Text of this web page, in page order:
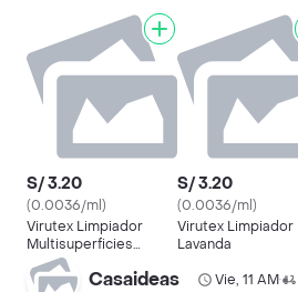
S/ 3.20
(0.0036/ml)
Virutex Limpiador
Multisuperficies
Antibecterial Aroma
Primavera
S/ 3.20
(0.0036/ml)
Virutex Limpiador
Lavanda
Casaideas Vie, 11 AM•